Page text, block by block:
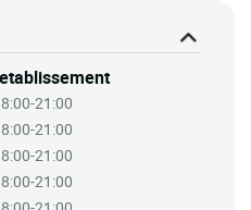
21:00
21:00
21:00
21:00